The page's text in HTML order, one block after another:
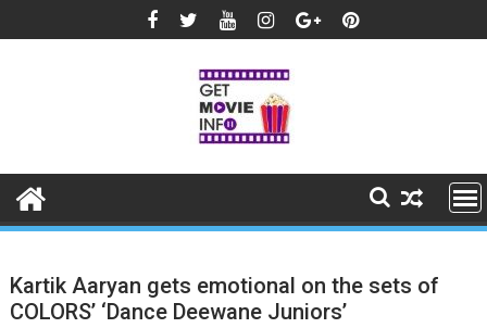
to
Kartik Aaryan gets emotional on the sets of
COLORS’ ‘Dance Deewane Juniors’